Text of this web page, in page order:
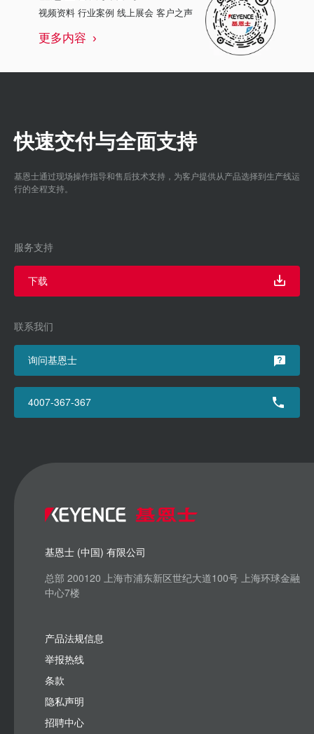
视频资料 行业案例 线上展会 客户之声
更多内容
快速交付与全面支持
基恩士通过现场操作指导和售后技术支持，为客户提供从产品选择到生产线运
行的全程支持。
服务支持
下载
联系我们
询问基恩士
4007-367-367
基恩士 (中国) 有限公司
总部 200120 上海市浦东新区世纪大道100号 上海环球金融
中心7楼
产品法规信息
举报热线
条款
隐私声明
招聘中心